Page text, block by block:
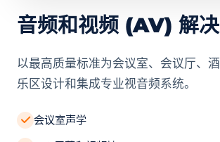
音频和视频 (AV) 解
以最高质量标准为会议室、会议厅、
乐区设计和集成专业视音频系统。
会议室声学